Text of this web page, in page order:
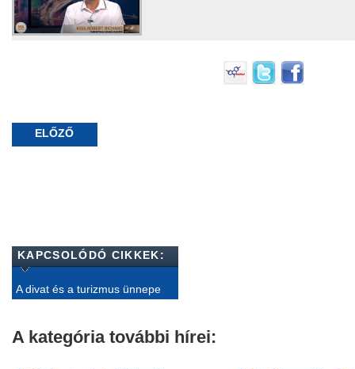
ELŐZŐ
KAPCSOLÓDÓ CIKKEK:
A divat és a turizmus ünnepe
A kategória további hírei: